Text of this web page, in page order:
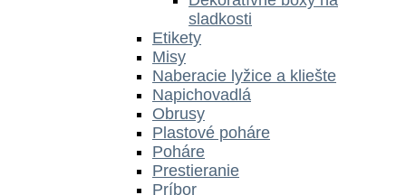
sladkosti
Etikety
Misy
Naberacie lyžice a kliešte
Napichovadlá
Obrusy
Plastové poháre
Poháre
Prestieranie
Príbor